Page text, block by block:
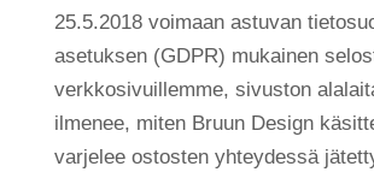
25.5.2018 voimaan astuvan
asetuksen (GDPR) mukainen
verkkosivuillemme, sivuston
ilmenee, miten Bruun Design
varjelee ostosten yhteydessä